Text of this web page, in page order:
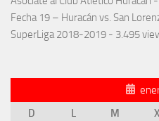
Fecha 19 – Huracán vs. San
SuperLiga 2018-2019 - 3.495
D
L M X